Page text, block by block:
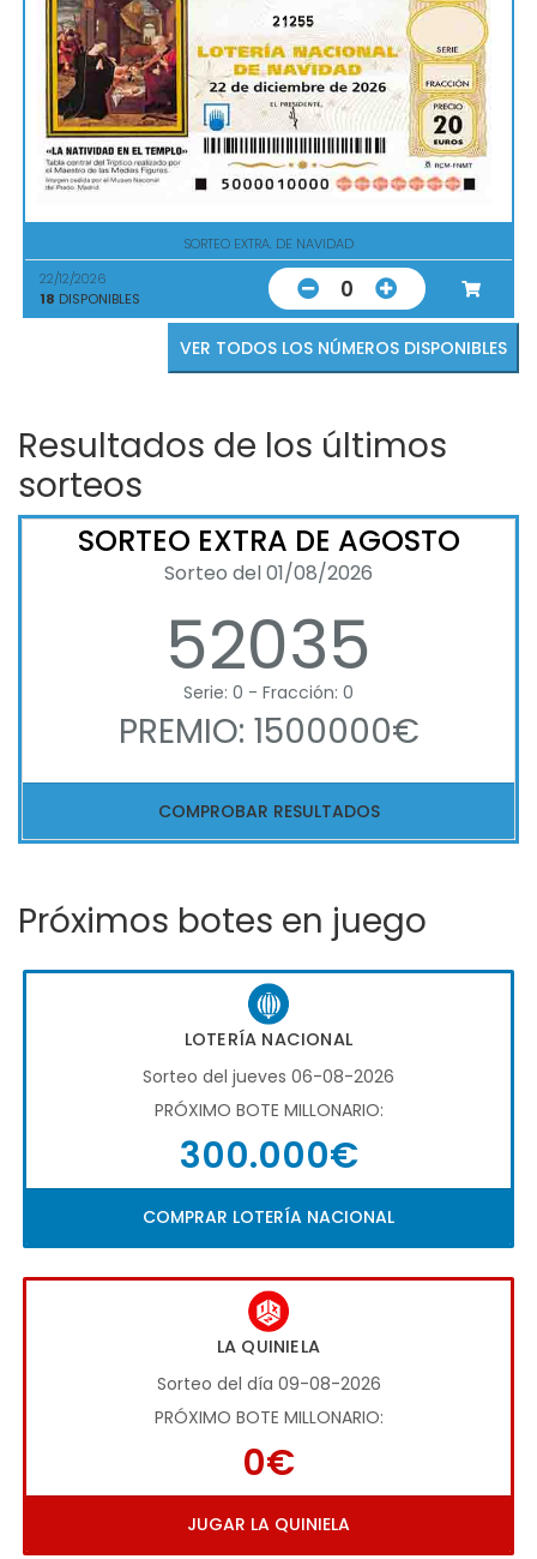
21255
SORTEO EXTRA. DE NAVIDAD
22/12/2026
18 DISPONIBLES 0
VER TODOS LOS NÚMEROS DISPONIBLES
Resultados de los últimos
sorteos
SORTEO EXTRA DE AGOSTO
Sorteo del 01/08/2026
52035
Serie: 0 - Fracción: 0
PREMIO: 1500000€
COMPROBAR RESULTADOS
Próximos botes en juego
LOTERÍA NACIONAL
Sorteo del jueves 06-08-2026
PRÓXIMO BOTE MILLONARIO:
300.000€
COMPRAR LOTERÍA NACIONAL
LA QUINIELA
Sorteo del día 09-08-2026
PRÓXIMO BOTE MILLONARIO:
0€
JUGAR LA QUINIELA